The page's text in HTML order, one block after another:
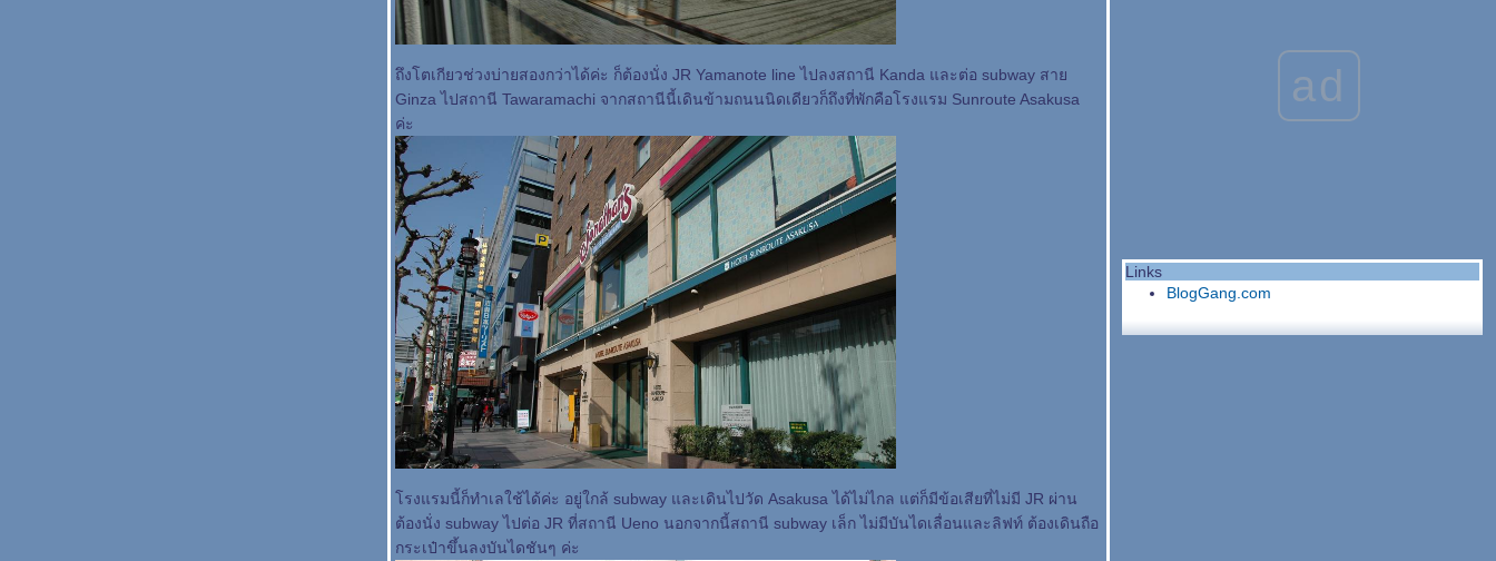
ถึงโตเกียวช่วงบ่ายสองกว่าได้ค่ะ ก็ต้องนั่ง JR Yamanote line ไปลงสถานี Kanda และต่อ subway สา
Ginza ไปสถานี Tawaramachi จากสถานีนี้เดินข้ามถนนนิดเดียวก็ถึงที่พักคือโรงแรม Sunroute Asakusa
ค่ะ
รงแรมนี้ก็ทำเลใช้ได้ค่ะ อยู่ใกล้ subway และเดินไปวัด Asakusa ได้ไม่ไกล แต่ก็มีข้อเสียที่ไม่มี JR ผ่าน
ต้องนั่ง subway ไปต่อ JR ที่สถานี Ueno นอกจากนี้สถานี subway เล็ก ไม่มีบันไดเลื่อนและลิฟท์ ต้องเดินถือ
กระเป๋าขึ้นลงบันไดชันๆ ค่ะ
ad
Links
BlogGang.com